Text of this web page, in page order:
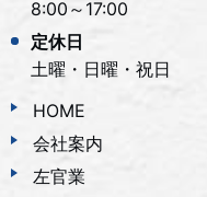
8:00～17:00
定休日
土曜・日曜・祝日
HOME
会社案内
左官業